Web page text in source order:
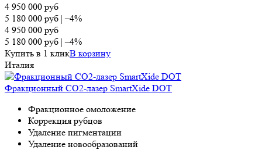
4 950 000 руб
5 180 000 руб |–4%
4 950 000 руб
5 180 000 руб |–4%
Купить в 1 кликВ корзину
Италия
Фракционный СО2-лазер SmartXide DOT
Фракционное омоложение
Коррекция рубцов
Удаление пигментации
Удаление новообразований